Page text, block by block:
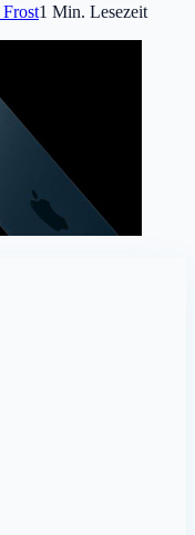
1 Min. Lesezeit